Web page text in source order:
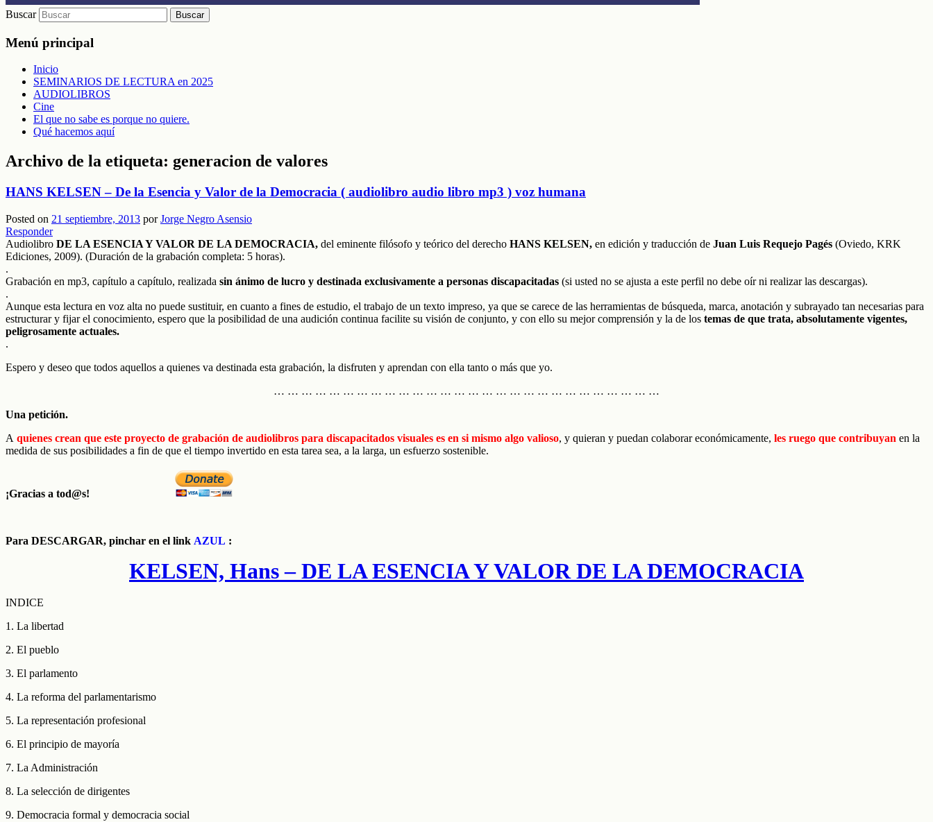
Buscar
Menú principal
Inicio
SEMINARIOS DE LECTURA en 2025
AUDIOLIBROS
Cine
El que no sabe es porque no quiere.
Qué hacemos aquí
Archivo de la etiqueta: generacion de valores
HANS KELSEN – De la Esencia y Valor de la Democracia ( audiolibro audio libro mp3 ) voz humana
Posted on 21 septiembre, 2013 porJorge Negro Asensio
Responder
Audiolibro DE LA ESENCIA Y VALOR DE LA DEMOCRACIA, del eminente filósofo y teórico del derecho HANS KELSEN, en edición y traducción de Juan Luis Requejo Pagés (Oviedo, KRK
Ediciones, 2009). (Duración de la grabación completa: 5 horas).
.
Grabación en mp3, capítulo a capítulo, realizada sin ánimo de lucro y destinada exclusivamente a personas discapacitadas (si usted no se ajusta a este perfil no debe oír ni realizar las descargas).
.
Aunque esta lectura en voz alta no puede sustituir, en cuanto a fines de estudio, el trabajo de un texto impreso, ya que se carece de las herramientas de búsqueda, marca, anotación y subrayado tan necesarias para
estructurar y fijar el conocimiento, espero que la posibilidad de una audición continua facilite su visión de conjunto, y con ello su mejor comprensión y la de los temas de que trata, absolutamente vigentes,
peligrosamente actuales.
.
Espero y deseo que todos aquellos a quienes va destinada esta grabación, la disfruten y aprendan con ella tanto o más que yo.
… … … … … … … … … … … … … … … … … … … … … … … … … … … …
Una petición.
A quienes crean que este proyecto de grabación de audiolibros para discapacitados visuales es en si mismo algo valioso, y quieran y puedan colaborar económicamente, les ruego que contribuyan en la
medida de sus posibilidades a fin de que el tiempo invertido en esta tarea sea, a la larga, un esfuerzo sostenible.
¡Gracias a tod@s!
Para DESCARGAR, pinchar en el link AZUL :
KELSEN, Hans – DE LA ESENCIA Y VALOR DE LA DEMOCRACIA
INDICE
1. La libertad
2. El pueblo
3. El parlamento
4. La reforma del parlamentarismo
5. La representación profesional
6. El principio de mayoría
7. La Administración
8. La selección de dirigentes
9. Democracia formal y democracia social